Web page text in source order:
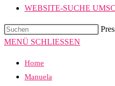
WEBSITE-SUCHE
MENÜ SCHLIESSEN
Home
Manuela